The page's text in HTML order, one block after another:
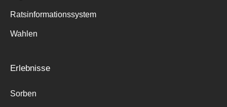
Ratsinformationssystem
Wahlen
Erlebnisse
Sorben